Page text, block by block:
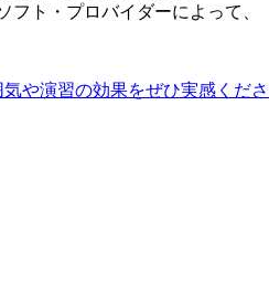
ト・プロバイダーによって